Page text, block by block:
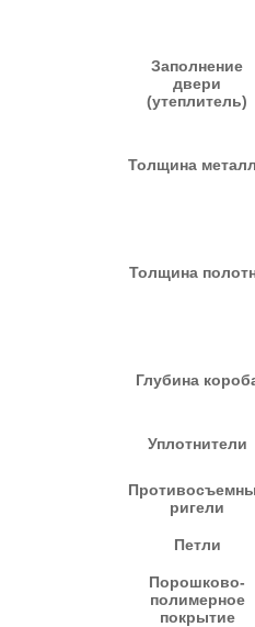
Заполнение
двери
(утеплитель)
Толщина
Толщина
Глубина
Уплотнители
ригели
Петли
Порошково-
полимерное
покрытие